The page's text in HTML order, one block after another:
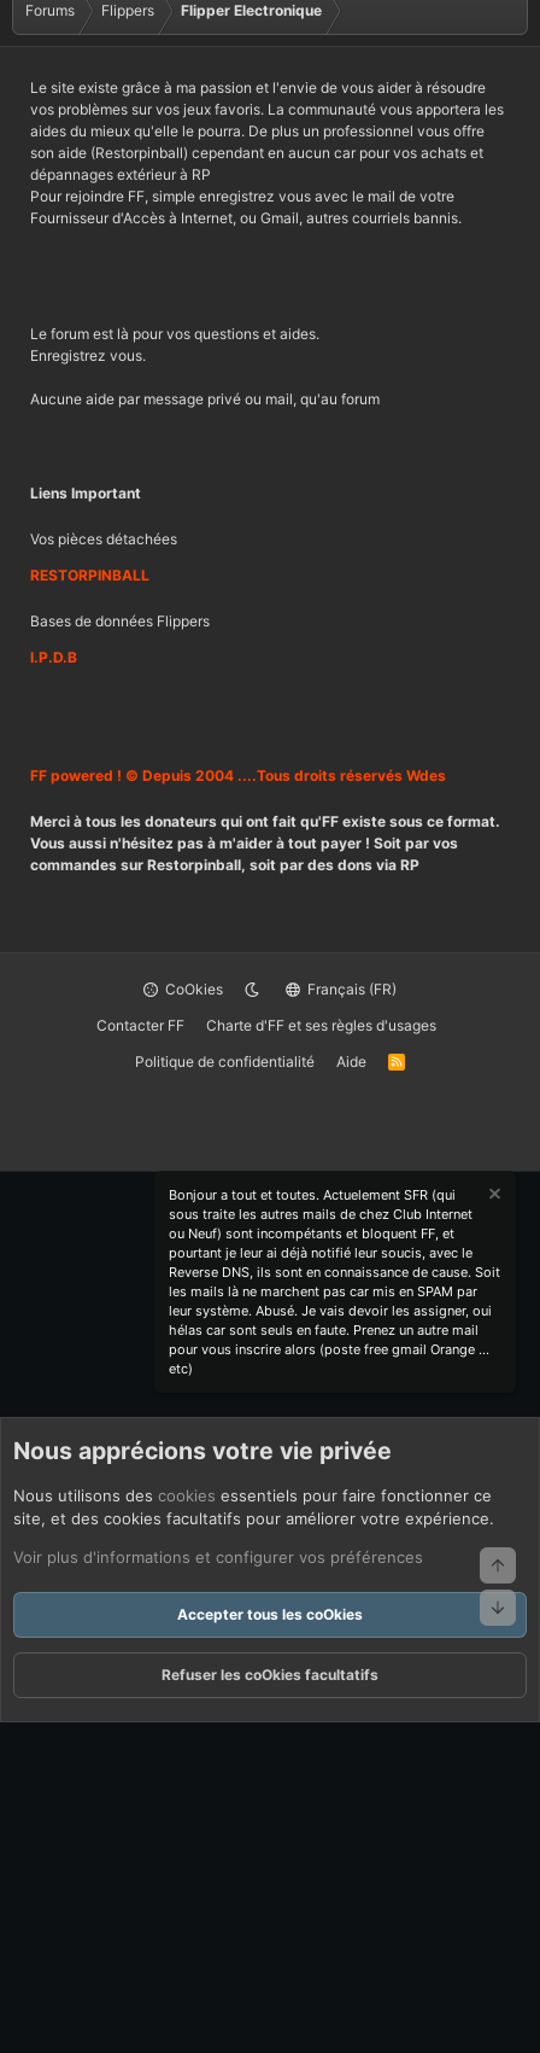
Forums Flippers Flipper Electronique
Le site existe grâce à ma passion et l'envie de vous aider à résoudre
vos problèmes sur vos jeux favoris. La communauté vous apportera les
aides du mieux qu'elle le pourra. De plus un professionnel vous offre
son aide (Restorpinball) cependant en aucun car pour vos achats et
dépannages extérieur à RP
Pour rejoindre FF, simple enregistrez vous avec le mail de votre
Fournisseur d'Accès à Internet, ou Gmail, autres courriels bannis.
Le forum est là pour vos questions et aides.
Enregistrez vous.
Aucune aide par message privé ou mail, qu'au forum
Liens Important
Vos pièces détachées
RESTORPINBALL
Bases de données Flippers
I.P.D.B
FF powered ! © Depuis 2004 ....Tous droits réservés Wdes
Merci à tous les donateurs qui ont fait qu'FF existe sous ce format.
Vous aussi n'hésitez pas à m'aider à tout payer ! Soit par vos
commandes sur Restorpinball, soit par des dons via RP
CoOkies
Français (FR)
Contacter FF
Charte d'FF et ses règles d'usages
Politique de confidentialité
Aide
R
Bonjour a tout et toutes. Actuelement SFR (qui
sous traite les autres mails de chez Club Internet
ou Neuf) sont incompétants et bloquent FF, et
pourtant je leur ai déjà notifié leur soucis, avec le
Reverse DNS, ils sont en connaissance de cause. Soit
les mails là ne marchent pas car mis en SPAM par
leur système. Abusé. Je vais devoir les assigner, oui
hélas car sont seuls en faute. Prenez un autre mail
pour vous inscrire alors (poste free gmail Orange ...
etc)
Nous apprécions votre vie privée
Nous utilisons des cookies essentiels pour faire fonctionner ce
site, et des cookies facultatifs pour améliorer votre expérience.
Voir plus d'informations et configurer vos préférences
Accepter tous les coOkies
Refuser les coOkies facultatifs